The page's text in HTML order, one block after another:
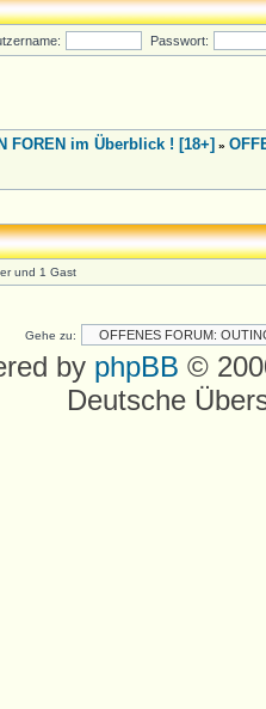
Passwort:
FOREN im Überblick ! [18+] »
und 1 Gast
Gehe zu:
by phpBB ©
Deutsche